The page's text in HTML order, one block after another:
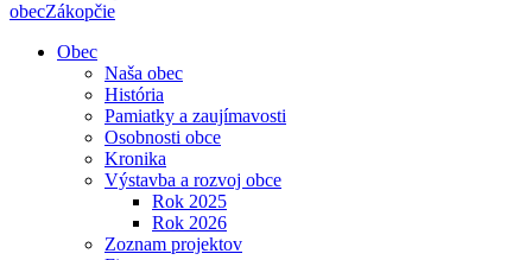
obecZákopčie
Obec
Naša obec
História
Pamiatky a zaujímavosti
Osobnosti obce
Kronika
Výstavba a rozvoj obce
Rok 2025
Rok 2026
Zoznam projektov